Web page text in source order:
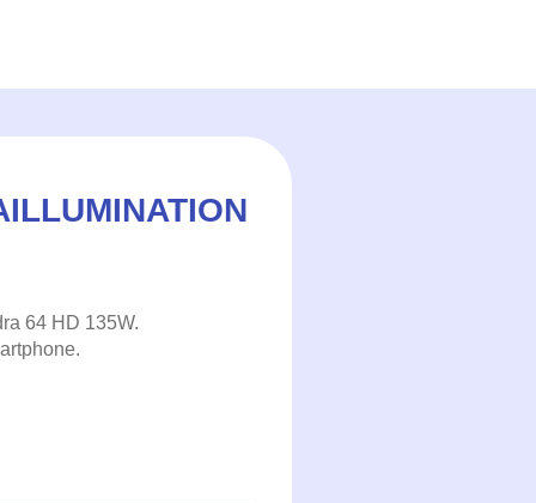
64 HD 135W.